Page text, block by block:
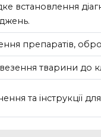
встановлення
препаратів,
тварини до
та інструкції